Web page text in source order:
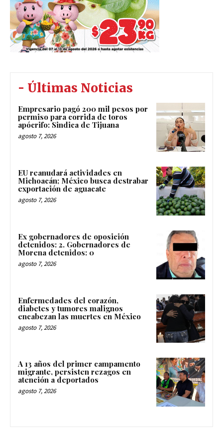
- Últimas Noticias
Empresario pagó 200 mil pesos por
permiso para corrida de toros
apócrifo: Sindica de Tijuana
agosto 7, 2026
EU reanudará actividades en
Michoacán; México busca destrabar
exportación de aguacate
agosto 7, 2026
Ex gobernadores de oposición
detenidos: 2. Gobernadores de
Morena detenidos: 0
agosto 7, 2026
Enfermedades del corazón,
diabetes y tumores malignos
encabezan las muertes en México
agosto 7, 2026
A 13 años del primer campamento
migrante, persisten rezagos en
atención a deportados
agosto 7, 2026